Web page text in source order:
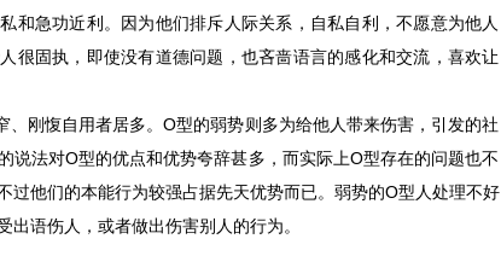
和急功近利。因为他们排斥人际关系，自私自利，不愿意为他人
很固执，即使没有道德问题，也吝啬语言的感化和交流，喜欢让
、刚愎自用者居多。O型的弱势则多为给他人带来伤害，引发的社
说法对O型的优点和优势夸辞甚多，而实际上O型存在的问题也不
过他们的本能行为较强占据先天优势而已。弱势的O型人处理不好
语伤人，或者做出伤害别人的行为。